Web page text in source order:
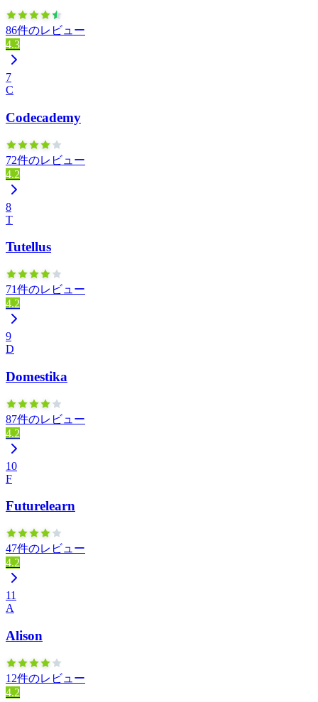
86件のレビュー
4.3
7
C
Codecademy
72件のレビュー
4.2
8
T
Tutellus
71件のレビュー
4.2
9
D
Domestika
87件のレビュー
4.2
10
F
Futurelearn
47件のレビュー
4.2
11
A
Alison
12件のレビュー
4.2